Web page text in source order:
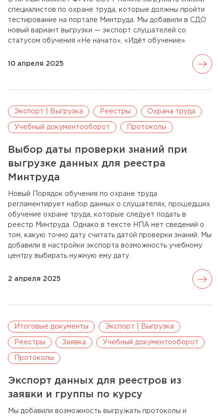
специалистов по охране труда, которые должны пройти
тестирование на портале Минтруда. Мы добавили в СДО
новый вариант выгрузки — экспорт слушателей со
статусом обучения «Не начато», «Идёт обучение».
10 апреля 2025 arrow_forward
Экспорт | Выгрузка Реестры Охрана труда
Учебный документооборот Протоколы
Выбор даты проверки знаний при
выгрузке данных для реестра
Минтруда
Новый Порядок обучения по охране труда
регламентирует набор данных о слушателях, прошедших
обучение охране труда, которые следует подать в
реестр Минтруда. Однако в тексте НПА нет сведений о
том, какую точно дату считать датой проверки знаний. Мы
добавили в настройки экспорта возможность учебному
центру выбирать нужную ему дату.
2 апреля 2025 arrow_forward
Итоговые документы Экспорт | Выгрузка
Реестры Заявка Учебный документооборот
Протоколы
Экспорт данных для реестров из
заявки и группы по курсу
Мы добавили возможность выгружать протоколы и